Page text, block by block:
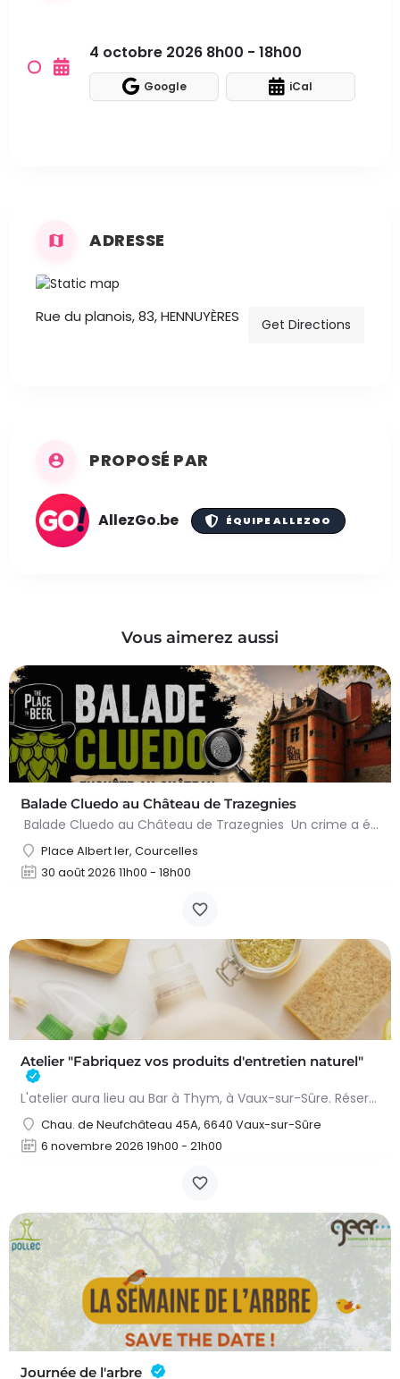
4 octobre 2026 8h00 - 18h00
Google iCal
ADRESSE
Rue du planois, 83, HENNUYÈRES Get Directions
PROPOSÉ PAR
AllezGo.be ÉQUIPE ALLEZGO
Vous aimerez aussi
Balade Cluedo au Château de Trazegnies
Balade Cluedo au Château de Trazegnies Un crime a été commis au Château de Trazegnies… À vous de résoudre…
Place Albert Ier, Courcelles
30 août 2026 11h00 - 18h00
Atelier "Fabriquez vos produits d'entretien naturel"
L'atelier aura lieu au Bar à Thym, à Vaux-sur-Sûre. Réservation :
Chau. de Neufchâteau 45A, 6640 Vaux-sur-Sûre
6 novembre 2026 19h00 - 21h00
Journée de l'arbre